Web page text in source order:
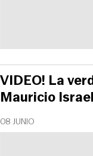
08 JUNIO
VIDEO! La
Mauricio